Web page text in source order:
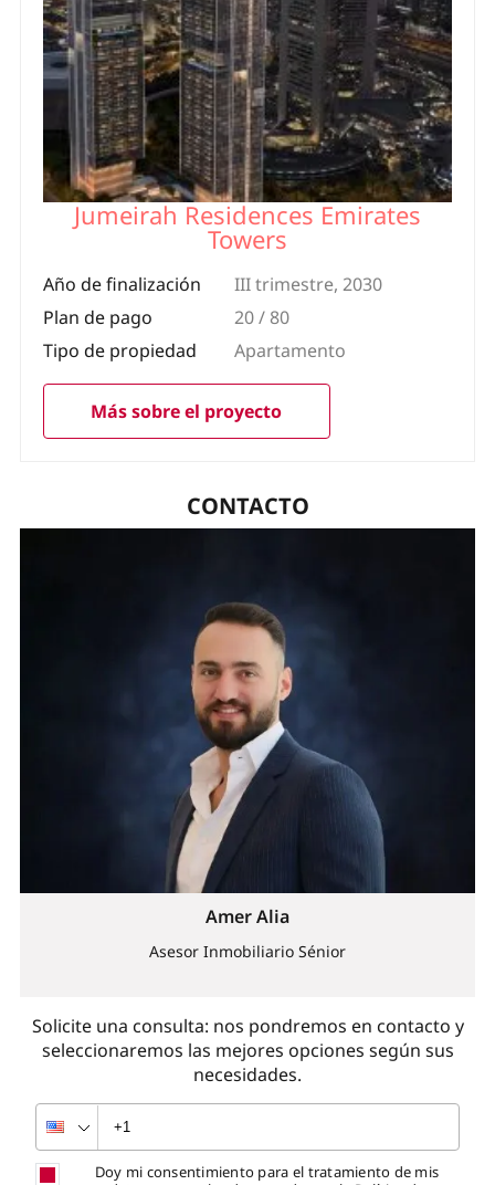
Jumeirah Residences Emirates
Towers
Año de finalización
III trimestre, 2030
Plan de pago
20 / 80
Tipo de propiedad
Apartamento
Más sobre el proyecto
CONTACTO
Solicite una consulta: nos pondremos en contacto y
seleccionaremos las mejores opciones según sus
necesidades.
Amer Alia
Asesor Inmobiliario Sénior
Doy mi consentimiento para el tratamiento de mis